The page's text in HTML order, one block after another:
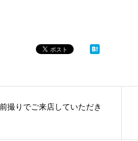
撮りでご来店していただき